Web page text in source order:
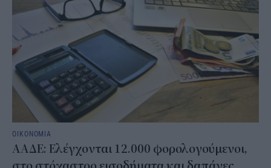
ΟΙΚΟΝΟΜΙΑ
ΑΑΔΕ: Ελέγχονται 12.000 φορολογούμενοι,